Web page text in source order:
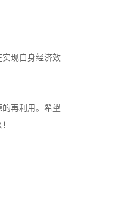
现自身经济效
再利用。希望